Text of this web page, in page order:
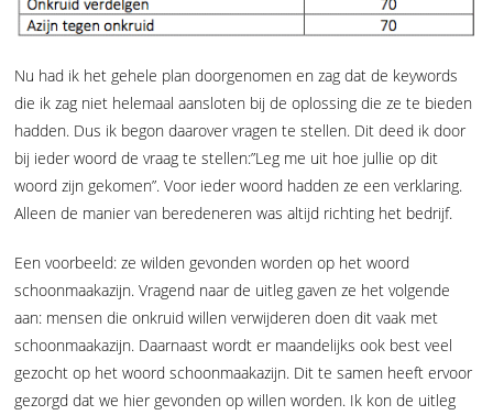
Nu had ik het gehele plan doorgenomen en zag dat de keywords
die ik zag niet helemaal aansloten bij de oplossing die ze te bieden
hadden. Dus ik begon daarover vragen te stellen. Dit deed ik door
bij ieder woord de vraag te stellen:”Leg me uit hoe jullie op dit
woord zijn gekomen”. Voor ieder woord hadden ze een verklaring.
Alleen de manier van beredeneren was altijd richting het bedrijf.
Een voorbeeld: ze wilden gevonden worden op het woord
schoonmaakazijn. Vragend naar de uitleg gaven ze het volgende
aan: mensen die onkruid willen verwijderen doen dit vaak met
schoonmaakazijn. Daarnaast wordt er maandelijks ook best veel
gezocht op het woord schoonmaakazijn. Dit te samen heeft ervoor
gezorgd dat we hier gevonden op willen worden. Ik kon de uitleg